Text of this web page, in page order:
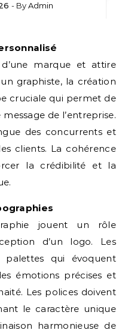
- ByAdmin
marque et attire
graphiste, la création
cruciale qui permet de
de l’entreprise.
des concurrents et
clients. La cohérence
la crédibilité et la
jouent un rôle
d’un logo. Les
palettes qui évoquent
émotions précises et
Les polices doivent
le caractère unique
harmonieuse de